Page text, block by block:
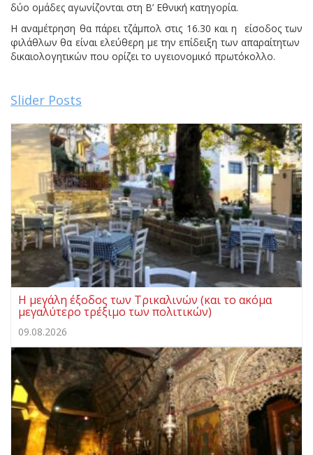
δύο ομάδες αγωνίζονται στη Β’ Εθνική κατηγορία.
Η αναμέτρηση θα πάρει τζάμπολ στις 16.30 και η είσοδος των
φιλάθλων θα είναι ελεύθερη με την επίδειξη των απαραίτητων
δικαιολογητικών που ορίζει το υγειονομικό πρωτόκολλο.
Slider Posts
Η μεγάλη έξοδος των Τρικαλινών (και το ακόμα
μεγαλύτερο τρέξιμο των πολιτικών)
09.08.2026